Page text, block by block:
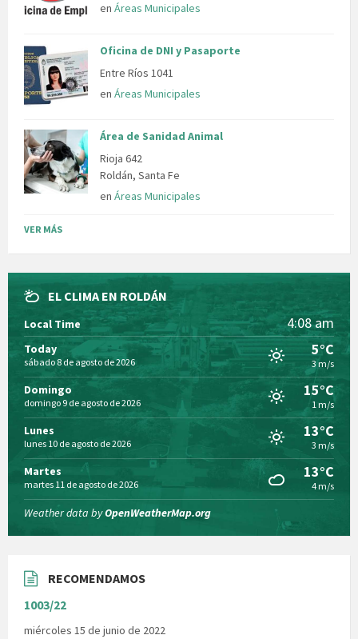
en Áreas Municipales
Oficina de DNI y Pasaporte
Entre Ríos 1041
en Áreas Municipales
Área de Sanidad Animal
Rioja 642
Roldán, Santa Fe
en Áreas Municipales
VER MÁS
EL CLIMA EN ROLDÁN
Local Time 4:08 am
Today
sábado 8 de agosto de 2026
5°C
3 m/s
Domingo
domingo 9 de agosto de 2026
15°C
1 m/s
Lunes
lunes 10 de agosto de 2026
13°C
3 m/s
Martes
martes 11 de agosto de 2026
13°C
4 m/s
Weather data byOpenWeatherMap.org
RECOMENDAMOS
1003/22
miércoles 15 de junio de 2022